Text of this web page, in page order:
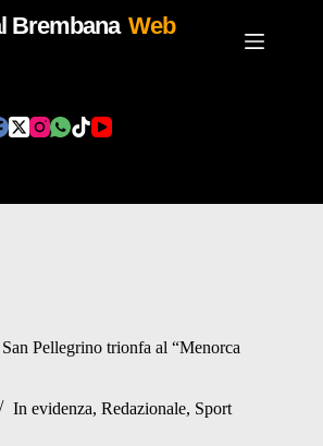
Brembana Web
Pellegrino trionfa al “Menorca
In evidenza, Redazionale, Sport